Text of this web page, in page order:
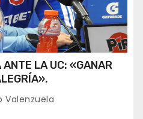
ANTE LA UC: «GANAR
Valenzuela